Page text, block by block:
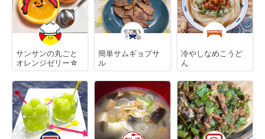
サンサンの丸ごと
オレンジゼリー☆
簡単サムギョプサ
ル
冷やしなめこうど
ん